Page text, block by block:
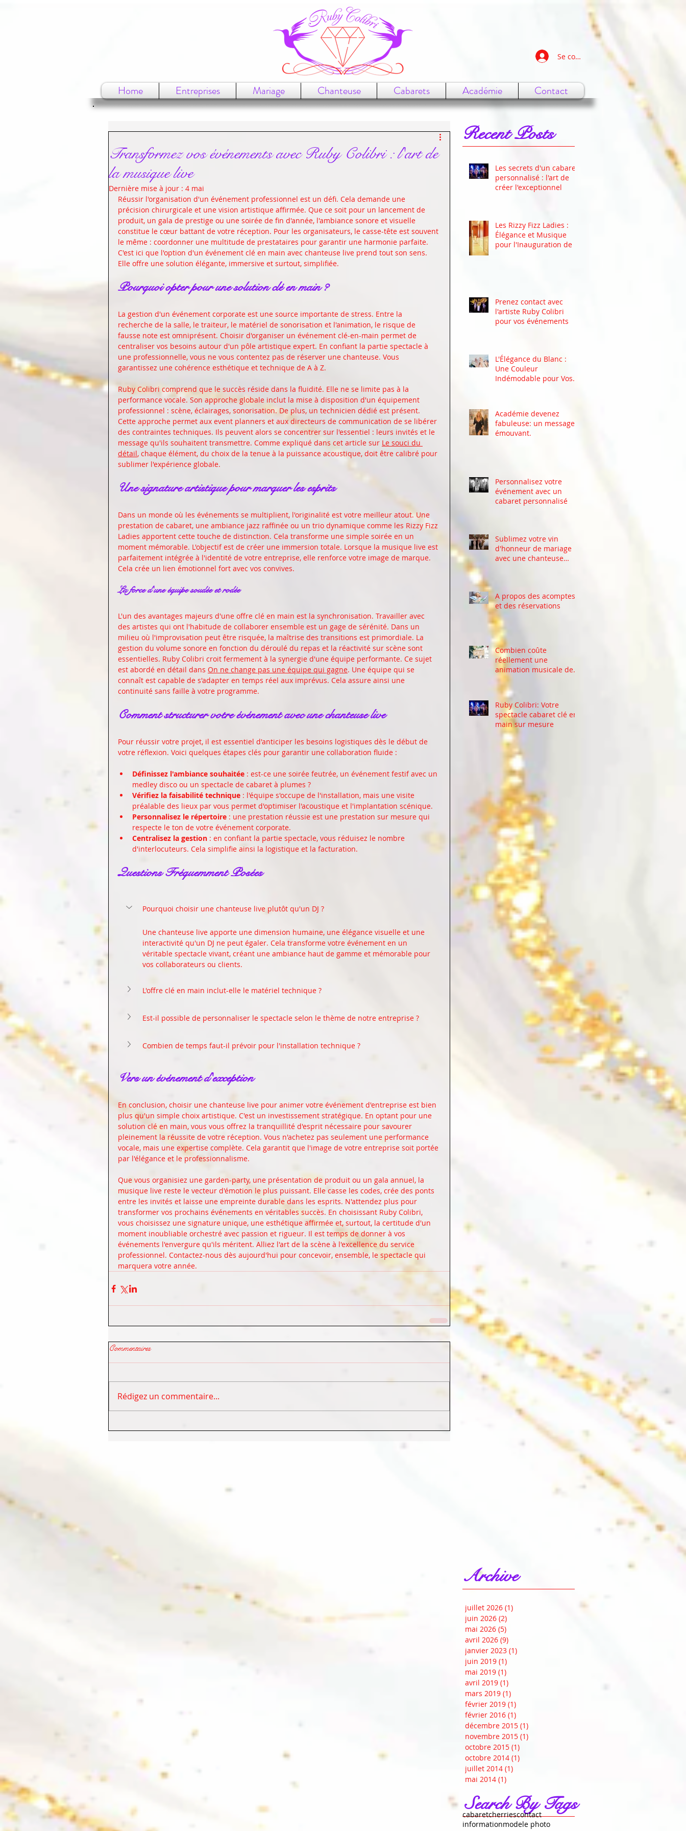
Se connecter
Home Entreprises Mariage Chanteuse Cabarets Académie Contact
Transformez vos événements avec Ruby Colibri : l'art de
la musique live
Dernière mise à jour : 4 mai
Réussir l'organisation d'un événement professionnel est un défi. Cela demande une
précision chirurgicale et une vision artistique affirmée. Que ce soit pour un lancement de
produit, un gala de prestige ou une soirée de fin d'année, l'ambiance sonore et visuelle
constitue le cœur battant de votre réception. Pour les organisateurs, le casse-tête est souvent
le même : coordonner une multitude de prestataires pour garantir une harmonie parfaite.
C'est ici que l'option d'un événement clé en main avec chanteuse live prend tout son sens.
Elle offre une solution élégante, immersive et surtout, simplifiée.
Pourquoi opter pour une solution clé en main ?
La gestion d'un événement corporate est une source importante de stress. Entre la
recherche de la salle, le traiteur, le matériel de sonorisation et l'animation, le risque de
fausse note est omniprésent. Choisir d'organiser un événement clé-en-main permet de
centraliser vos besoins autour d'un pôle artistique expert. En confiant la partie spectacle à
une professionnelle, vous ne vous contentez pas de réserver une chanteuse. Vous
garantissez une cohérence esthétique et technique de A à Z.
Ruby Colibri comprend que le succès réside dans la fluidité. Elle ne se limite pas à la
performance vocale. Son approche globale inclut la mise à disposition d'un équipement
professionnel : scène, éclairages, sonorisation. De plus, un technicien dédié est présent.
Cette approche permet aux event planners et aux directeurs de communication de se libérer
des contraintes techniques. Ils peuvent alors se concentrer sur l'essentiel : leurs invités et le
message qu'ils souhaitent transmettre. Comme expliqué dans cet article sur Le souci du
détail, chaque élément, du choix de la tenue à la puissance acoustique, doit être calibré pour
sublimer l'expérience globale.
Une signature artistique pour marquer les esprits
Dans un monde où les événements se multiplient, l'originalité est votre meilleur atout. Une
prestation de cabaret, une ambiance jazz raffinée ou un trio dynamique comme les Rizzy Fizz
Ladies apportent cette touche de distinction. Cela transforme une simple soirée en un
moment mémorable. L'objectif est de créer une immersion totale. Lorsque la musique live est
parfaitement intégrée à l'identité de votre entreprise, elle renforce votre image de marque.
Cela crée un lien émotionnel fort avec vos convives.
La force d'une équipe soudée et rodée
L'un des avantages majeurs d'une offre clé en main est la synchronisation. Travailler avec
des artistes qui ont l'habitude de collaborer ensemble est un gage de sérénité. Dans un
milieu où l'improvisation peut être risquée, la maîtrise des transitions est primordiale. La
gestion du volume sonore en fonction du déroulé du repas et la réactivité sur scène sont
essentielles. Ruby Colibri croit fermement à la synergie d'une équipe performante. Ce sujet
est abordé en détail dans On ne change pas une équipe qui gagne. Une équipe qui se
connaît est capable de s'adapter en temps réel aux imprévus. Cela assure ainsi une
continuité sans faille à votre programme.
Comment structurer votre événement avec une chanteuse live
Pour réussir votre projet, il est essentiel d'anticiper les besoins logistiques dès le début de
votre réflexion. Voici quelques étapes clés pour garantir une collaboration fluide :
Définissez l'ambiance souhaitée : est-ce une soirée feutrée, un événement festif avec un
medley disco ou un spectacle de cabaret à plumes ?
Vérifiez la faisabilité technique : l'équipe s'occupe de l'installation, mais une visite
préalable des lieux par vous permet d'optimiser l'acoustique et l'implantation scénique.
Personnalisez le répertoire : une prestation réussie est une prestation sur mesure qui
respecte le ton de votre événement corporate.
Centralisez la gestion : en confiant la partie spectacle, vous réduisez le nombre
d'interlocuteurs. Cela simplifie ainsi la logistique et la facturation.
Questions Fréquemment Posées
Pourquoi choisir une chanteuse live plutôt qu'un DJ ?
Une chanteuse live apporte une dimension humaine, une élégance visuelle et une
interactivité qu'un DJ ne peut égaler. Cela transforme votre événement en un
véritable spectacle vivant, créant une ambiance haut de gamme et mémorable pour
vos collaborateurs ou clients.
L'offre clé en main inclut-elle le matériel technique ?
Est-il possible de personnaliser le spectacle selon le thème de notre entreprise ?
Combien de temps faut-il prévoir pour l'installation technique ?
Vers un événement d'exception
En conclusion, choisir une chanteuse live pour animer votre événement d'entreprise est bien
plus qu'un simple choix artistique. C'est un investissement stratégique. En optant pour une
solution clé en main, vous vous offrez la tranquillité d'esprit nécessaire pour savourer
pleinement la réussite de votre réception. Vous n'achetez pas seulement une performance
vocale, mais une expertise complète. Cela garantit que l'image de votre entreprise soit portée
par l'élégance et le professionnalisme.
Que vous organisiez une garden-party, une présentation de produit ou un gala annuel, la
musique live reste le vecteur d'émotion le plus puissant. Elle casse les codes, crée des ponts
entre les invités et laisse une empreinte durable dans les esprits. N'attendez plus pour
transformer vos prochains événements en véritables succès. En choisissant Ruby Colibri,
vous choisissez une signature unique, une esthétique affirmée et, surtout, la certitude d'un
moment inoubliable orchestré avec passion et rigueur. Il est temps de donner à vos
événements l'envergure qu'ils méritent. Alliez l'art de la scène à l'excellence du service
professionnel. Contactez-nous dès aujourd'hui pour concevoir, ensemble, le spectacle qui
marquera votre année.
Commentaires
Rédigez un commentaire...
Recent Posts
Les secrets d'un cabaret
personnalisé : l'art de
créer l'exceptionnel
Les Rizzy Fizz Ladies :
Élégance et Musique
pour l'Inauguration de la
Prenez contact avec
l'artiste Ruby Colibri
pour vos événements
L'Élégance du Blanc :
Une Couleur
Indémodable pour Vos
Académie devenez
fabuleuse: un message
émouvant.
Personnalisez votre
événement avec un
cabaret personnalisé
Sublimez votre vin
d'honneur de mariage
avec une chanteuse
A propos des acomptes
et des réservations
Combien coûte
réellement une
animation musicale de
mariage en Belgique ?
Ruby Colibri: Votre
spectacle cabaret clé en
main sur mesure
Archive
juillet 2026 (1)
juin 2026 (2)
mai 2026 (5)
avril 2026 (9)
janvier 2023 (1)
juin 2019 (1)
mai 2019 (1)
avril 2019 (1)
mars 2019 (1)
février 2019 (1)
février 2016 (1)
décembre 2015 (1)
novembre 2015 (1)
octobre 2015 (1)
octobre 2014 (1)
juillet 2014 (1)
mai 2014 (1)
Search By Tags
cabaretcherriescontact
informationmodele photo